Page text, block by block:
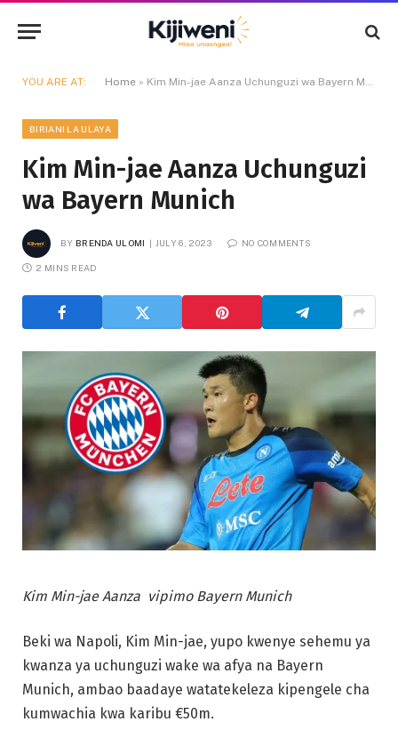
YOU ARE AT: Home » Kim Min-jae Aanza Uchunguzi wa Bayern Munich
BIRIANI LA ULAYA
Kim Min-jae Aanza Uchunguzi
wa Bayern Munich
BY BRENDA ULOMI JULY 6, 2023 NO COMMENTS
2 MINS READ
Kim Min-jae Aanza vipimo Bayern Munich
Beki wa Napoli, Kim Min-jae, yupo kwenye sehemu ya
kwanza ya uchunguzi wake wa afya na Bayern
Munich, ambao baadaye watatekeleza kipengele cha
kumwachia kwa karibu €50m.